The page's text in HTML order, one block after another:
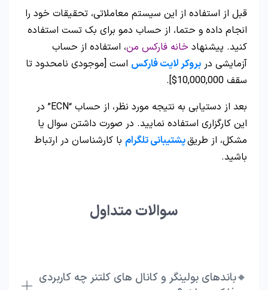
قبل از استفاده از این سیستم معاملاتی، تحقیقات خود را
انجام داده و حتما، از حساب دمو برای بک تست استفاده
کنید. پیشنهاد خانه فارکس من، استفاده از حساب
آزمایشی در بروکر لایت فارکس است [موجودی نامحدود تا
سقف 10,000,000$].
بعد از دستیابی به نتیجه مورد نظر، از حساب “ECN” در
این کارگزاری استفاده نمایید. در صورت داشتن سوال یا
مشکل، از طریقپشتیبانی تلگرام با کارشناسان در ارتباط
باشید.
سوالات متداول
🔸باندهای بولینگر و کانال‌ های کلتنر چه کاربردی